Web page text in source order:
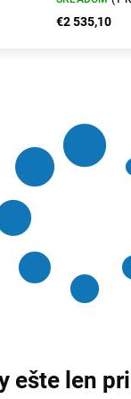
4Cell 130W
€2 535,10
ešte len